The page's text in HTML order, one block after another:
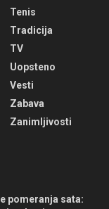
Tenis
Tradicija
TV
Uopsteno
Vesti
Zabava
Zanimljivosti
pomeranja sata: